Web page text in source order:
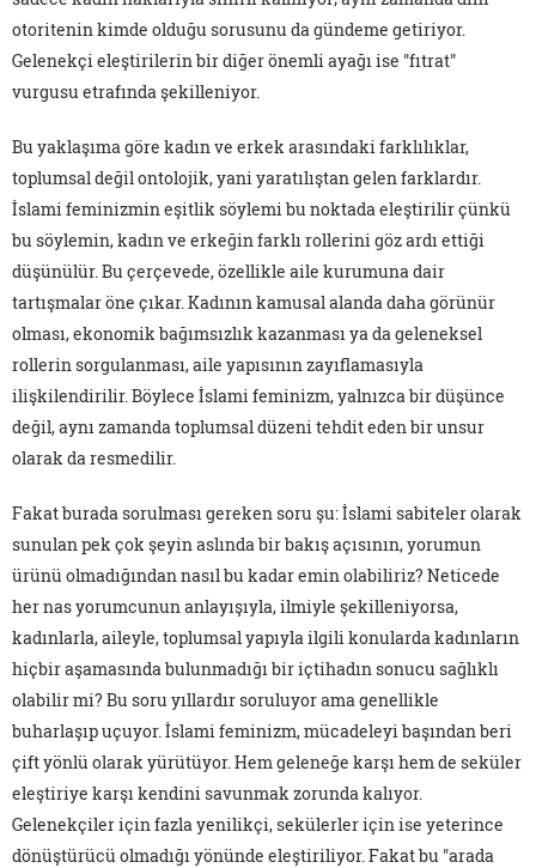
otoritenin kimde olduğu sorusunu da gündeme getiriyor.
Gelenekçi eleştirilerin bir diğer önemli ayağı ise "fıtrat"
vurgusu etrafında şekilleniyor.
Bu yaklaşıma göre kadın ve erkek arasındaki farklılıklar,
toplumsal değil ontolojik, yani yaratılıştan gelen farklardır.
İslami feminizmin eşitlik söylemi bu noktada eleştirilir çünkü
bu söylemin, kadın ve erkeğin farklı rollerini göz ardı ettiği
düşünülür. Bu çerçevede, özellikle aile kurumuna dair
tartışmalar öne çıkar. Kadının kamusal alanda daha görünür
olması, ekonomik bağımsızlık kazanması ya da geleneksel
rollerin sorgulanması, aile yapısının zayıflamasıyla
ilişkilendirilir. Böylece İslami feminizm, yalnızca bir düşünce
değil, aynı zamanda toplumsal düzeni tehdit eden bir unsur
olarak da resmedilir.
Fakat burada sorulması gereken soru şu: İslami sabiteler olarak
sunulan pek çok şeyin aslında bir bakış açısının, yorumun
ürünü olmadığından nasıl bu kadar emin olabiliriz? Neticede
her nas yorumcunun anlayışıyla, ilmiyle şekilleniyorsa,
kadınlarla, aileyle, toplumsal yapıyla ilgili konularda kadınların
hiçbir aşamasında bulunmadığı bir içtihadın sonucu sağlıklı
olabilir mi? Bu soru yıllardır soruluyor ama genellikle
buharlaşıp uçuyor. İslami feminizm, mücadeleyi başından beri
çift yönlü olarak yürütüyor. Hem geleneğe karşı hem de seküler
eleştiriye karşı kendini savunmak zorunda kalıyor.
Gelenekçiler için fazla yenilikçi, sekülerler için ise yeterince
dönüştürücü olmadığı yönünde eleştiriliyor. Fakat bu "arada